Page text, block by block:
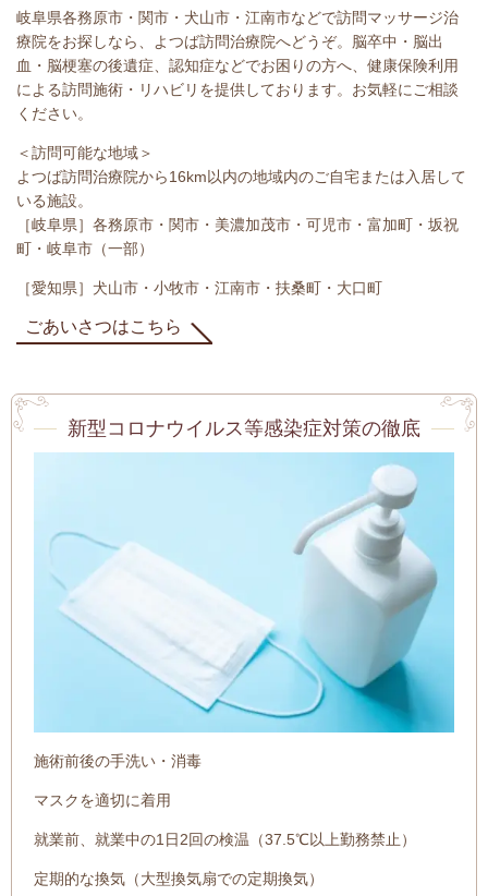
岐阜県各務原市・関市・犬山市・江南市などで訪問マッサージ治
療院をお探しなら、よつば訪問治療院へどうぞ。脳卒中・脳出
血・脳梗塞の後遺症、認知症などでお困りの方へ、健康保険利用
による訪問施術・リハビリを提供しております。お気軽にご相談
ください。
＜訪問可能な地域＞
よつば訪問治療院から16km以内の地域内のご自宅または入居して
いる施設。
［岐阜県］各務原市・関市・美濃加茂市・可児市・富加町・坂祝
町・岐阜市（一部）
［愛知県］犬山市・小牧市・江南市・扶桑町・大口町
ごあいさつはこちら
新型コロナウイルス等感染症対策の徹底
施術前後の手洗い・消毒
マスクを適切に着用
就業前、就業中の1日2回の検温（37.5℃以上勤務禁止）
定期的な換気（大型換気扇での定期換気）